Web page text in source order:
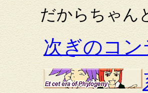
だからちゃん
次ぎのコ